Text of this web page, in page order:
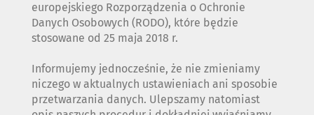
europejskiego Rozporządzenia o Ochronie
Danych Osobowych (RODO), które będzie
stosowane od 25 maja 2018 r.
Informujemy jednocześnie, że nie zmieniamy
niczego w aktualnych ustawieniach ani sposobie
przetwarzania danych. Ulepszamy natomiast